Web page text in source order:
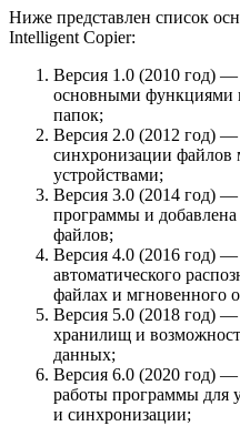
Ниже представлен список
Intelligent Copier:
Версия 1.0 (2010 год)
основными функциями
папок;
Версия 2.0 (2012 год) —
синхронизации файлов
устройствами;
Версия 3.0 (2014 год) —
программы и добавлена
файлов;
Версия 4.0 (2016 год)
автоматического
файлах и мгновенного
Версия 5.0 (2018 год)
хранилищ и
данных;
Версия 6.0 (2020 год)
работы программы для
и синхронизации;